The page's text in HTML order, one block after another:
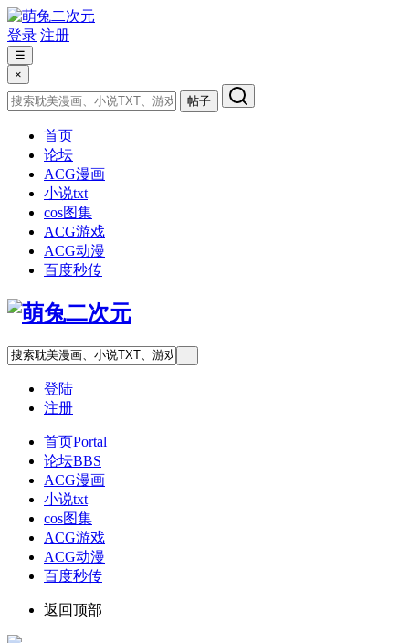
登录 注册
☰
×
帖子
首页
论坛
ACG漫画
小说txt
cos图集
ACG游戏
ACG动漫
百度秒传
登陆
注册
首页Portal
论坛BBS
ACG漫画
小说txt
cos图集
ACG游戏
ACG动漫
百度秒传
返回顶部